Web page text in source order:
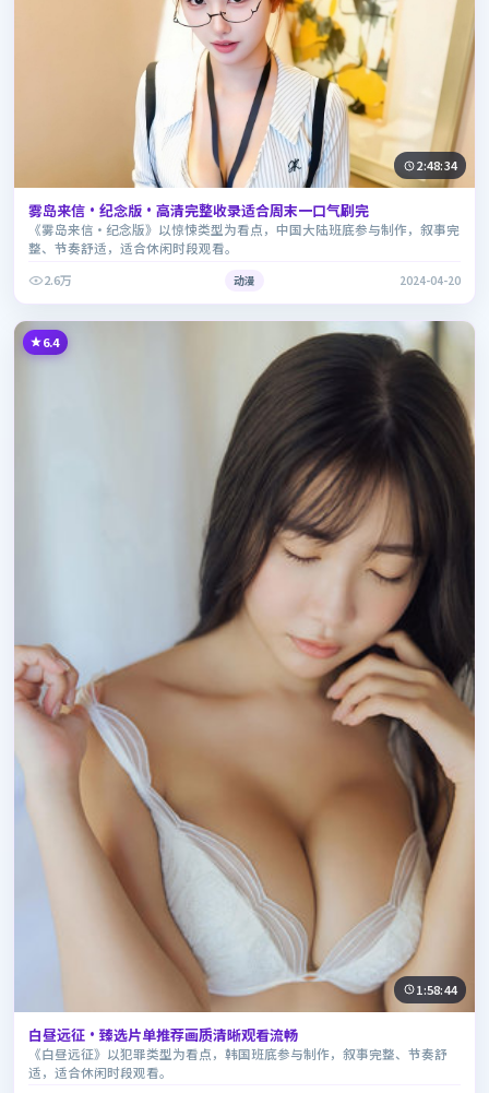
2:48:34
雾岛来信·纪念版·高清完整收录适合周末一口气刷完
《雾岛来信·纪念版》以惊悚类型为看点，中国大陆班底参与制作，叙事完
整、节奏舒适，适合休闲时段观看。
2.6万
动漫 2024-04-20
6.4
1:58:44
白昼远征·臻选片单推荐画质清晰观看流畅
《白昼远征》以犯罪类型为看点，韩国班底参与制作，叙事完整、节奏舒
适，适合休闲时段观看。